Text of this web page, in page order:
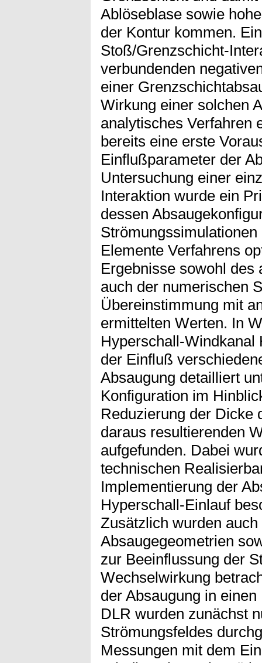
Ablöseblase sowie
der Kontur kommen.
Stoß/Grenzschicht-
verbundenden
einer
Wirkung einer solchen
analytisches Verfahren
bereits eine erste
Einflußparameter der
Untersuchung einer
Interaktion wurde ein
dessen
Elemente Verfahrens
Ergebnisse sowohl des
auch der numerischen
Übereinstimmung mit
ermittelten Werten. In
Hyperschall-Windkanal
der Einfluß
Absaugung detailliert
Konfiguration im
Reduzierung der Dicke
daraus resultierenden
aufgefunden. Dabei
technischen
Implementierung der
Hyperschall-Einlauf
Zusätzlich wurden
Absaugegeometrien
zur Beeinflussung der
Wechselwirkung
der Absaugung in
DLR wurden zunächst
Strömungsfeldes
Messungen mit dem